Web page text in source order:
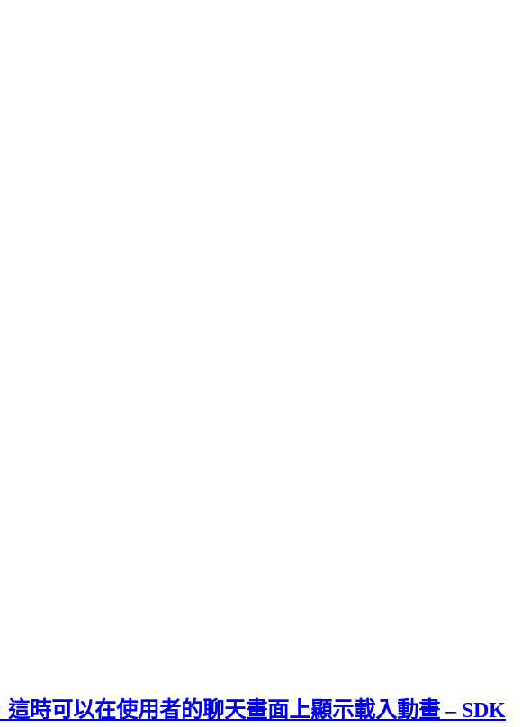
時可以在使用者的聊天畫面上顯示載入動畫 – SDK